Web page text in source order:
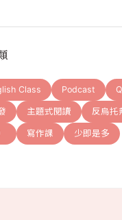
Class Podcast
主題式閱讀 反烏托
寫作課 少即是多